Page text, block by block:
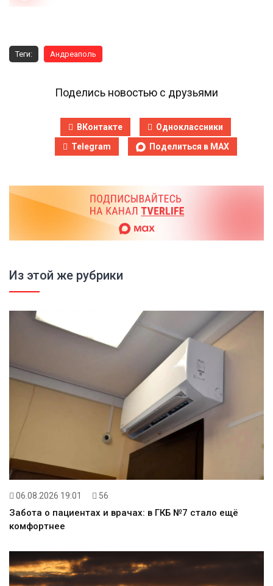
Теги: Андреаполь
Поделись новостью с друзьями
ВКонтакте
Одноклассники
Telegram
Поделиться в MAX
Из этой же рубрики
06.08.2026 19:01 56
Забота о пациентах и врачах: в ГКБ №7 стало ещё
комфортнее